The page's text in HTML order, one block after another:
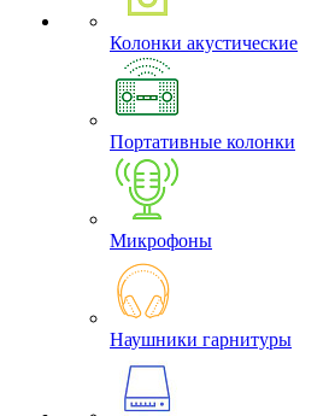
Колонки акустические
Портативные колонки
Микрофоны
Наушники гарнитуры